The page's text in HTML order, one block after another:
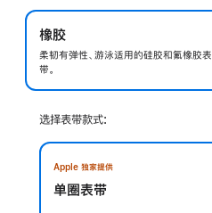
橡胶
柔韧有弹性、游泳适用的硅胶和氟橡胶表
带。
选择表带款式:
Apple 独家提供
单圈表带